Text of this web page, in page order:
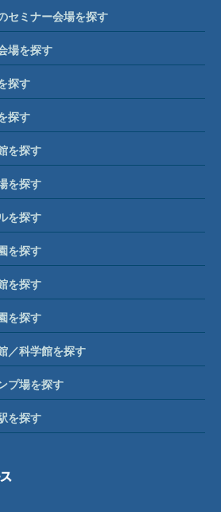
セミナー会場を探す
場を探す
探す
探す
を探す
を探す
を探す
を探す
を探す
を探す
／科学館を探す
プ場を探す
を探す